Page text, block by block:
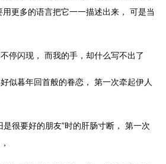
更多的语言把它一一描述出来， 可是当
闪现， 而我的手，却什么写不出了
暮年回首般的眷恋， 第一次牵起伊人
很要好的朋友”时的肝肠寸断， 第一次